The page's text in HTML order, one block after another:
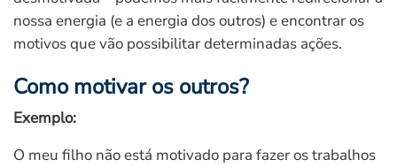
nossa energia (e a energia dos outros) e encontrar os
motivos que vão possibilitar determinadas ações.
Como motivar os outros?
Exemplo:
O meu filho não está motivado para fazer os trabalhos